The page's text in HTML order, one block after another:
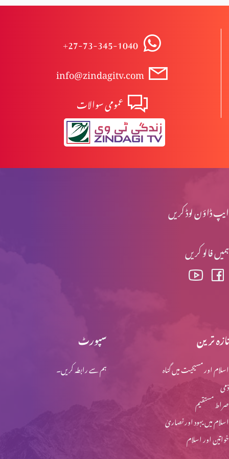
شریعت اور طریقت
فنا فی اللہ
دعا اور ایمان
شانِ سَر ساز و سفید حصہ 2
شناخت نامہ حصہ 2
(دھرتی جائے کیوں پرائے؟)( حصہ 1 )
+27-73-345-1040
info@zindagitv.com
عمومی سوالات
ایپ ڈاؤن لوڈ کریں
ہمیں فالو کریں
سپورٹ
ہم سے رابطہ کریں۔
تازہ ترین
اسلام اور مسیحیت میں گناہ
ذمی
صراط مستقیم
اسلام میں یہود اور نصاریٰ
خواتین اور اسلام